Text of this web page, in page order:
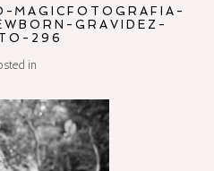
MAGICFOTOGRAFIA-
GRAVIDEZ-
296
in